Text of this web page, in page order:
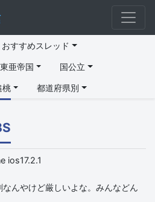
おすすめスレッド
亜帝国 国公立
桃 都道府県別
ios17.2.1
やけど厳しいよな。みんなどん